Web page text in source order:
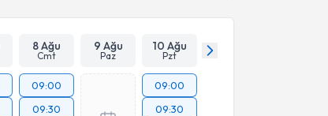
8 Ağu
Cmt
9 Ağu
Paz
10 Ağu
Pzt
09:00
09:30
09:00
09:30